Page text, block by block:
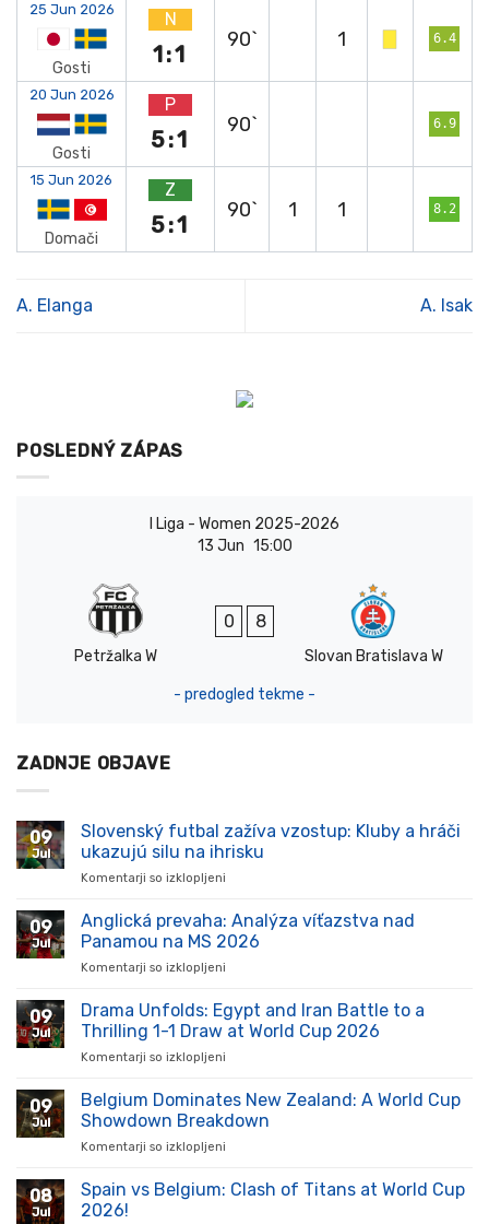
25 Jun 2026
Gosti
N
1:1
90` 1 6.4
20 Jun 2026
Gosti
P
5:1
90` 6.9
15 Jun 2026
Domači
Z
5:1
90` 1 1 8.2
A. Elanga A. Isak
POSLEDNÝ ZÁPAS
I Liga - Women 2025-2026
13 Jun 15:00
Petržalka W
0 8
Slovan Bratislava W
- predogled tekme -
ZADNJE OBJAVE
09
Jul
Slovenský futbal zažíva vzostup: Kluby a hráči
ukazujú silu na ihrisku
Komentarji so izklopljeni
futbal
zažíva
vzostup:
hráči
ukazujú
09
Jul
Anglická prevaha: Analýza víťazstva nad
Panamou na MS 2026
Komentarji so izklopljeni
prevaha:
Analýza
víťazstva
na
MS
09
Jul
Drama Unfolds: Egypt and Iran Battle to a
Thrilling 1-1 Draw at World Cup 2026
Komentarji so izklopljeni
Unfolds:
Egypt
and
to
09
Jul
Belgium Dominates New Zealand: A World Cup
Showdown Breakdown
Komentarji so izklopljeni
Dominates
08
Jul
Spain vs Belgium: Clash of Titans at World Cup
2026!